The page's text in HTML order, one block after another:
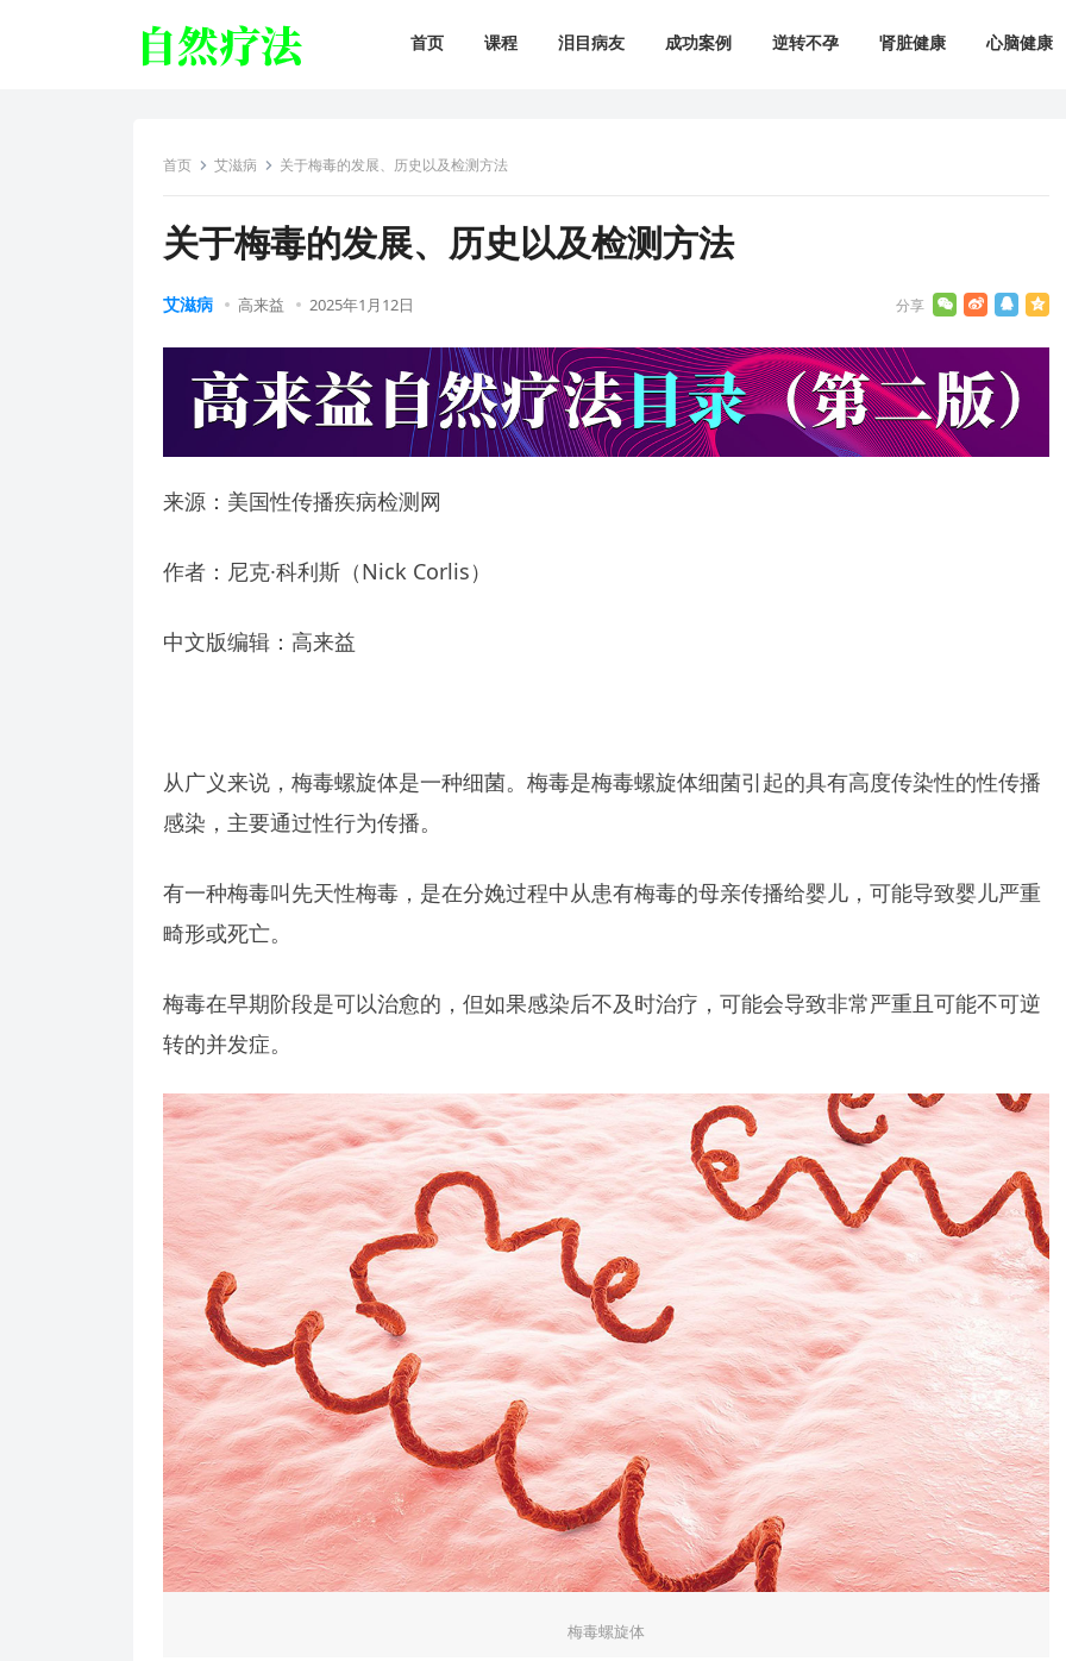
首页 课程 泪目病友 成功案例 逆转不孕 肾脏健康 心脑健康
首页 艾滋病 关于梅毒的发展、历史以及检测方法
关于梅毒的发展、历史以及检测方法
艾滋病 高来益 2025年1月12日
来源：美国性传播疾病检测网
作者：尼克·科利斯（Nick Corlis）
中文版编辑：高来益
从广义来说，梅毒螺旋体是一种细菌。梅毒是梅毒螺旋体细菌引起的具有高度传染性的性传播
感染，主要通过性行为传播。
有一种梅毒叫先天性梅毒，是在分娩过程中从患有梅毒的母亲传播给婴儿，可能导致婴儿严重
畸形或死亡。
梅毒在早期阶段是可以治愈的，但如果感染后不及时治疗，可能会导致非常严重且可能不可逆
转的并发症。
梅毒螺旋体